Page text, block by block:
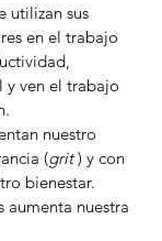
utilizan sus
en el trabajo
y ven el trabajo
nuestro
(grit ) y con
bienestar.
aumenta nuestra